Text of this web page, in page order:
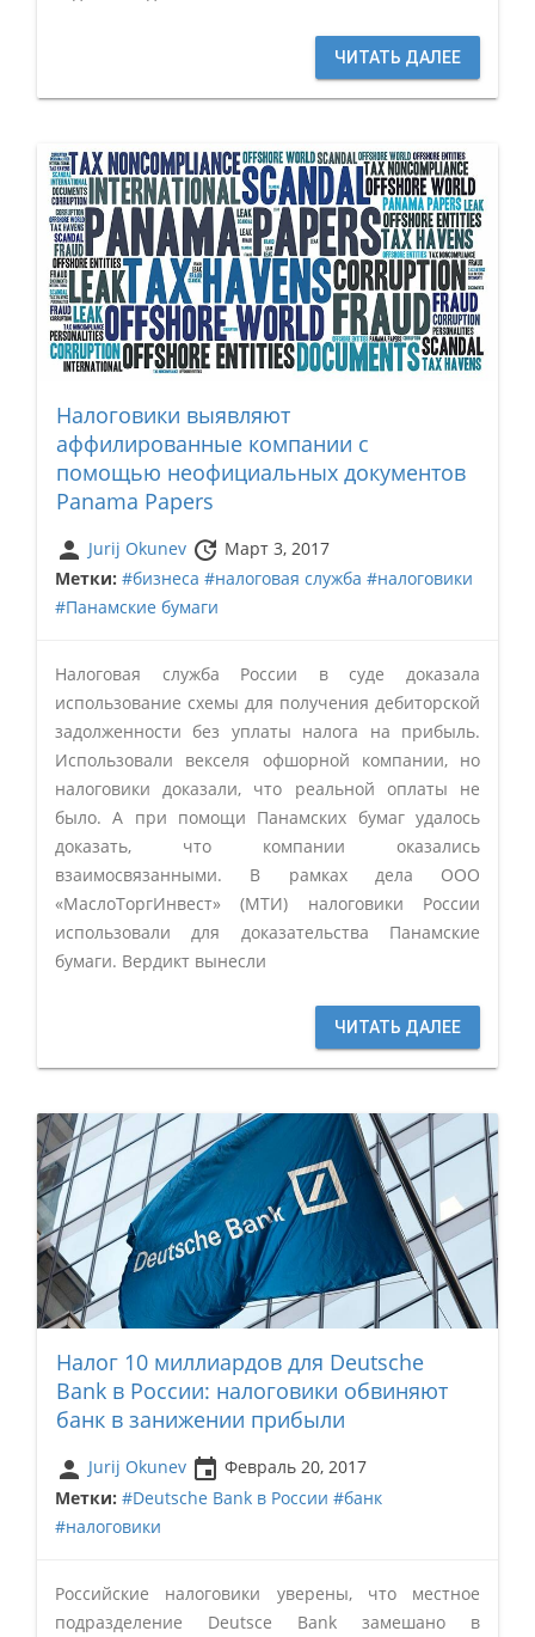
ЧИТАТЬ ДАЛЕЕ
Налоговики выявляют
аффилированные компании с
помощью неофициальных документов
Panama Papers
person Jurij Okunev update Март 3, 2017
Метки: #бизнеса #налоговая служба #налоговики
#Панамские бумаги
Налоговая служба России в суде доказала
использование схемы для получения дебиторской
задолженности без уплаты налога на прибыль.
Использовали векселя офшорной компании, но
налоговики доказали, что реальной оплаты не
было. А при помощи Панамских бумаг удалось
доказать, что компании оказались
взаимосвязанными. В рамках дела ООО
«МаслоТоргИнвест» (МТИ) налоговики России
использовали для доказательства Панамские
бумаги. Вердикт вынесли
ЧИТАТЬ ДАЛЕЕ
Налог 10 миллиардов для Deutsche
Bank в России: налоговики обвиняют
банк в занижении прибыли
person Jurij Okunev insert_invitation Февраль 20, 2017
Метки: #Deutsche Bank в России #банк
#налоговики
Российские налоговики уверены, что местное
подразделение Deutsce Bank замешано в